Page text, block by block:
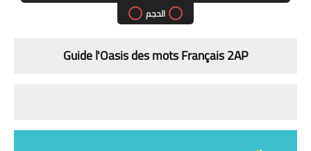
الحجم
Guide l'Oasis des mots Français 2AP